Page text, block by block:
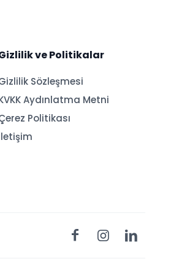
ve Politikalar
Sözleşmesi
Aydınlatma Metni
Politikası